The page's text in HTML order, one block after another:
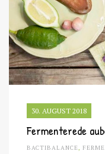
30. AUGUST 2018
Fermenterede
BACTIBALANCE,